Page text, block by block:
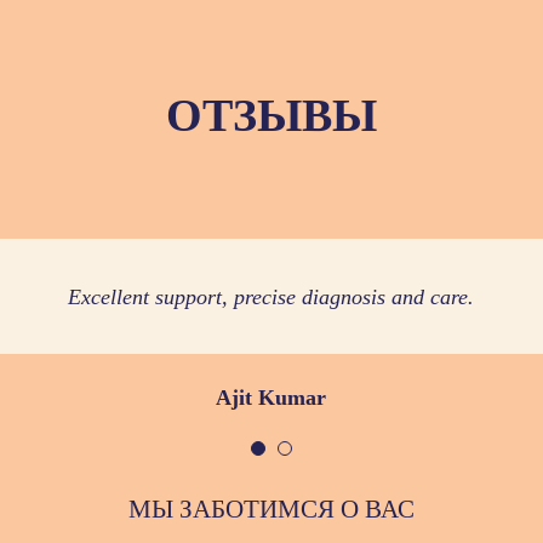
ОТЗЫВЫ
Excellent support, precise diagnosis and care.
Ajit Kumar
place I can rely on, especially in an emergency. Everyone is
Maki Al-Hassani
МЫ ЗАБОТИМСЯ О ВАС